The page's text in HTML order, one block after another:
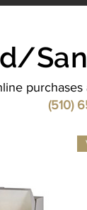
(510)